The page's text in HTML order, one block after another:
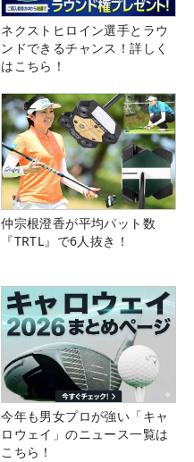
ネクストヒロイン選手とラウ
ンドできるチャンス！詳しく
はこちら！
仲宗根澄香が平均パット数
『TRTL』で6人抜き！
今年も男女プロが強い「キャ
ロウェイ」のニュース一覧は
こちら！